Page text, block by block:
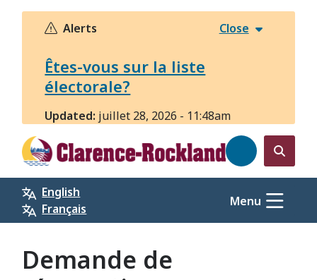
Aller
principal
Alerts Close
Êtes-vous sur la liste
électorale?
Updated: juillet 28, 2026 - 11:48am
Open
the
search
form
English
Français
Menu
Demande de